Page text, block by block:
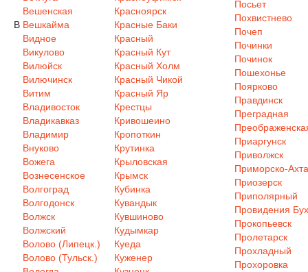
В
Вешенская
Вешкайма
Видное
Викулово
Вилюйск
Вилючинск
Витим
Владивосток
Владикавказ
Владимир
Внуково
Вожега
Вознесенское
Волгоград
Волгодонск
Волжск
Волжский
Волово (Липецк.)
Волово (Тульск.)
Красноярск
Красные Баки
Красный
Красный Кут
Красный Холм
Красный Чикой
Красный Яр
Крестцы
Кривошеино
Кропоткин
Крутинка
Крыловская
Крымск
Кубинка
Кувандык
Кувшиново
Кудымкар
Куеда
Куженер
Посьет
Похвистнево
Почеп
Починки
Починок
Пошехонье
Поярково
Правдинск
Преградная
Приаргунск
Приволжск
Приморско-
Приозерск
Приполярный
Провидения
Прокопьевск
Пролетарск
Прохладный
Прохоровка